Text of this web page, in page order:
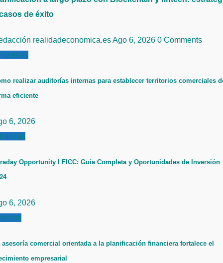
de éxito
realidadeconomica.esAgo 6, 2026 0 Comments
realizar auditorías internas para establecer territorios comerciales
eficiente
6, 2026
Opportunity I FICC: Guía Completa y Oportunidades de Inversión
6, 2026
asesoría comercial orientada a la planificación financiera fortalece el
empresarial